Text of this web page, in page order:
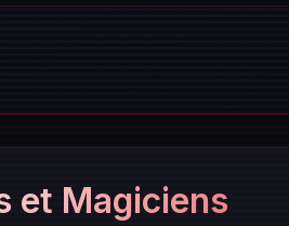
et Magiciens